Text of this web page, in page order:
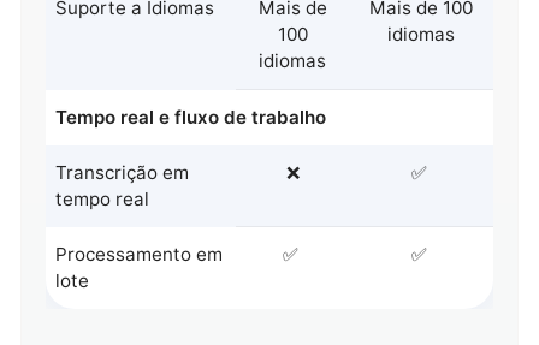
Suporte a Idiomas
Mais de
100
idiomas
Mais de 100
idiomas
Tempo real e fluxo de trabalho
Transcrição em
tempo real
❌ ✅
Processamento em
lote
✅ ✅